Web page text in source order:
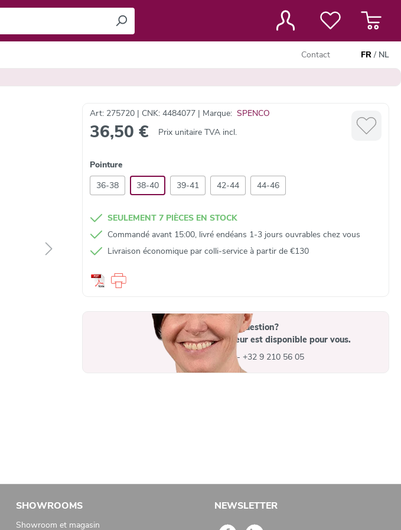
Contact FR / NL
Art: 275720 | CNK: 4484077 | Marque: SPENCO
36,50 € Prix unitaire TVA incl.
Pointure
36-38
38-40 39-41 42-44 44-46
SEULEMENT 7 PIÈCES EN STOCK
Commandé avant 15:00, livré endéans 1-3 jours ouvrables chez vous
Livraison économique par colli‑service à partir de €130
Vous avez une question?
Un collaborateur est disponible pour vous.
info@advys.be- +32 9 210 56 05
SHOWROOMS
Showroom et magasin
NEWSLETTER